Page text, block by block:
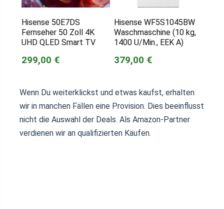
Hisense 50E7DS
Fernseher 50 Zoll 4K
UHD QLED Smart TV
299,00 €
Hisense WF5S1045BW
Waschmaschine (10 kg,
1400 U/Min., EEK A)
379,00 €
Wenn Du weiterklickst und etwas kaufst, erhalten
wir in manchen Fällen eine Provision. Dies beeinflusst
nicht die Auswahl der Deals. Als Amazon-Partner
verdienen wir an qualifizierten Käufen.